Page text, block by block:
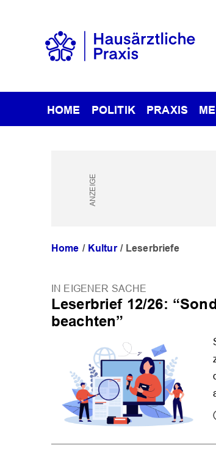
HOME POLITIK PRAXIS
Home Kultur Leserbriefe
IN EIGENER SACHE
Leserbrief 12/26:
beachten”